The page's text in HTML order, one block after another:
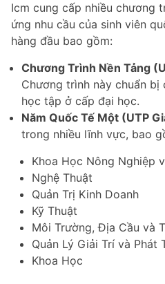
Icm cung cấp nhiều chương
ứng nhu cầu của sinh viên
hàng đầu bao gồm:
Chương Trình Nền Tảng
Chương trình này chuẩn bị
học tập ở cấp đại học.
Năm Quốc Tế Một (UTP
trong nhiều lĩnh vực, bao
Khoa Học Nông Nghiệp
Nghệ Thuật
Quản Trị Kinh Doanh
Kỹ Thuật
Môi Trường, Địa Cầu và
Quản Lý Giải Trí và Phát
Khoa Học